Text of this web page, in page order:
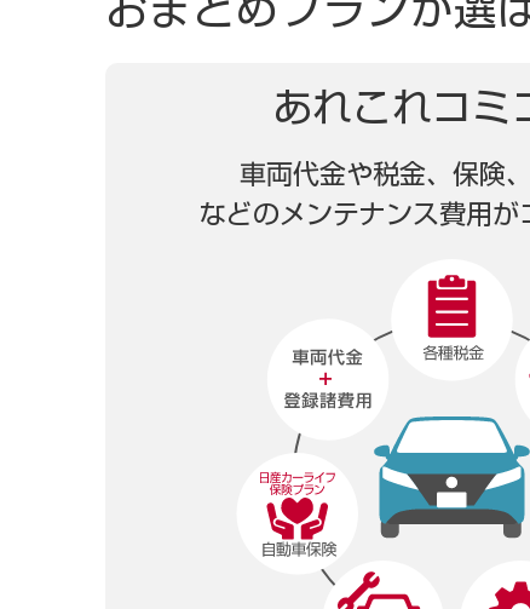
おまとめプランが選
あれこれコミ
車両代金や税金、保険
などのメンテナンス費用が